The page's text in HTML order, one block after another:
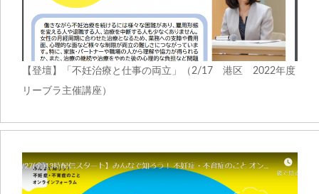
【登壇】「不妊治療と仕事の両立」（2/17 港区 2022年度
リーブラ主催講座）